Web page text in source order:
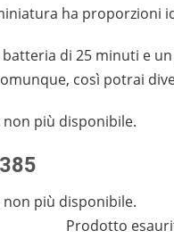
ha proporzioni
di 25 minuti e
così potrai
più disponibile.
più disponibile.
Prodotto